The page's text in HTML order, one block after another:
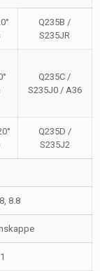
Q235B /
S235JR
Q235C /
S235J0 / A36
Q235D /
S235J2
8.8